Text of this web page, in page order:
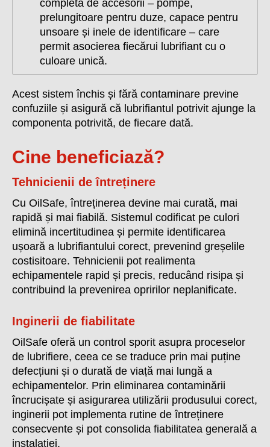
completă de accesorii – pompe,
prelungitoare pentru duze, capace pentru
unsoare și inele de identificare – care
permit asocierea fiecărui lubrifiant cu o
culoare unică.
Acest sistem închis și fără contaminare previne
confuziile și asigură că lubrifiantul potrivit ajunge la
componenta potrivită, de fiecare dată.
Cine beneficiază?
Tehnicienii de întreținere
Cu OilSafe, întreținerea devine mai curată, mai
rapidă și mai fiabilă. Sistemul codificat pe culori
elimină incertitudinea și permite identificarea
ușoară a lubrifiantului corect, prevenind greșelile
costisitoare. Tehnicienii pot realimenta
echipamentele rapid și precis, reducând risipa și
contribuind la prevenirea opririlor neplanificate.
Inginerii de fiabilitate
OilSafe oferă un control sporit asupra proceselor
de lubrifiere, ceea ce se traduce prin mai puține
defecțiuni și o durată de viață mai lungă a
echipamentelor. Prin eliminarea contaminării
încrucișate și asigurarea utilizării produsului corect,
inginerii pot implementa rutine de întreținere
consecvente și pot consolida fiabilitatea generală a
instalației.